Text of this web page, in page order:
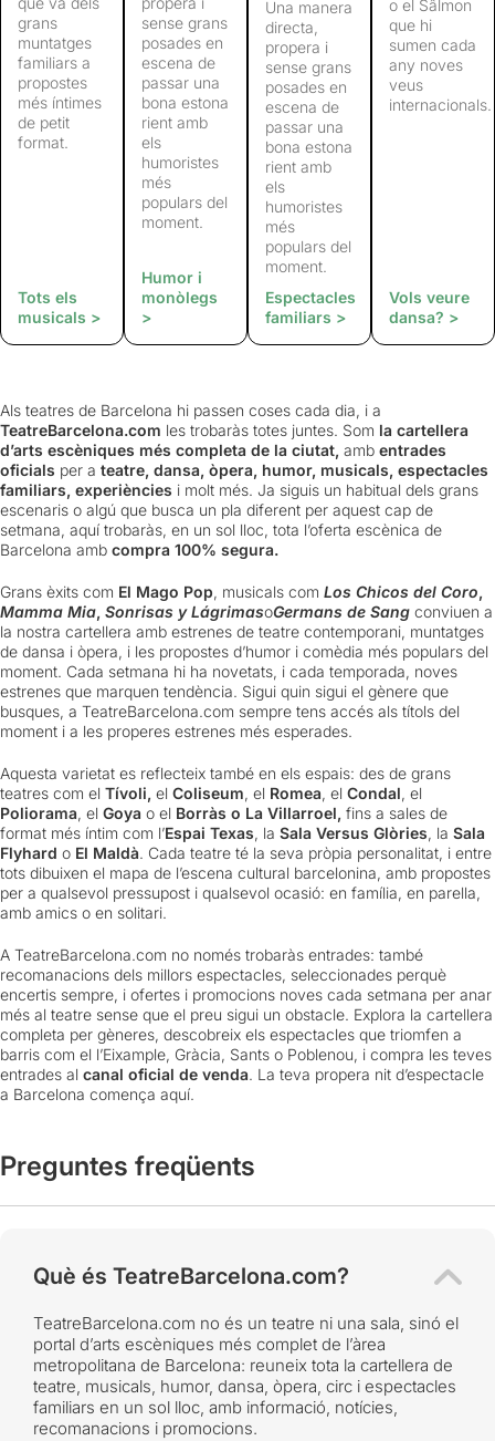
grans
muntatges
familiars a
propostes
més íntimes
de petit
format.
Tots els
musicals >
sense grans
posades en
escena de
passar una
bona estona
rient amb
els
humoristes
més
populars del
moment.
Humor i
monòlegs
>
Una manera
directa,
propera i
sense grans
posades en
escena de
passar una
bona estona
rient amb
els
humoristes
més
populars del
moment.
Espectacles
familiars >
o el Sâlmon
que hi
sumen cada
any noves
veus
internacionals.
Vols veure
dansa? >
Als teatres de Barcelona hi passen coses cada dia, i a
TeatreBarcelona.com les trobaràs totes juntes. Som la cartellera
d’arts escèniques més completa de la ciutat, amb entrades
oficials per a teatre, dansa, òpera, humor, musicals, espectacles
familiars, experiències i molt més. Ja siguis un habitual dels grans
escenaris o algú que busca un pla diferent per aquest cap de
setmana, aquí trobaràs, en un sol lloc, tota l’oferta escènica de
Barcelona amb compra 100% segura.
Grans èxits com El Mago Pop, musicals com Los Chicos del Coro,
Mamma Mia, Sonrisas y LágrimasoGermans de Sang conviuen a
la nostra cartellera amb estrenes de teatre contemporani, muntatges
de dansa i òpera, i les propostes d’humor i comèdia més populars del
moment. Cada setmana hi ha novetats, i cada temporada, noves
estrenes que marquen tendència. Sigui quin sigui el gènere que
busques, a TeatreBarcelona.com sempre tens accés als títols del
moment i a les properes estrenes més esperades.
Aquesta varietat es reflecteix també en els espais: des de grans
teatres com el Tívoli, el Coliseum, el Romea, el Condal, el
Poliorama, el Goya o el Borràs o La Villarroel, fins a sales de
format més íntim com l’Espai Texas, la Sala Versus Glòries, la Sala
Flyhard o El Maldà. Cada teatre té la seva pròpia personalitat, i entre
tots dibuixen el mapa de l’escena cultural barcelonina, amb propostes
per a qualsevol pressupost i qualsevol ocasió: en família, en parella,
amb amics o en solitari.
A TeatreBarcelona.com no només trobaràs entrades: també
recomanacions dels millors espectacles, seleccionades perquè
encertis sempre, i ofertes i promocions noves cada setmana per anar
més al teatre sense que el preu sigui un obstacle. Explora la cartellera
completa per gèneres, descobreix els espectacles que triomfen a
barris com el l’Eixample, Gràcia, Sants o Poblenou, i compra les teves
entrades al canal oficial de venda. La teva propera nit d’espectacle
a Barcelona comença aquí.
Preguntes freqüents
Què és TeatreBarcelona.com?
TeatreBarcelona.com no és un teatre ni una sala, sinó el
portal d’arts escèniques més complet de l’àrea
metropolitana de Barcelona: reuneix tota la cartellera de
teatre, musicals, humor, dansa, òpera, circ i espectacles
familiars en un sol lloc, amb informació, notícies,
recomanacions i promocions.